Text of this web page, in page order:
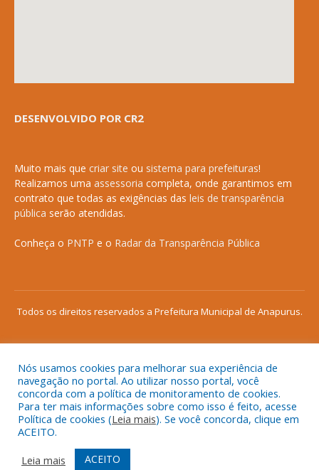
DESENVOLVIDO POR CR2
Muito mais que criar site ou sistema para prefeituras!
Realizamos uma assessoria completa, onde garantimos em
contrato que todas as exigências das leis de transparência
pública serão atendidas.
Conheça o PNTP e o Radar da Transparência Pública
Todos os direitos reservados a Prefeitura Municipal de Anapurus.
Mapa do Site
Acessar Área Administrativa
Acessar o Webmail
Nós usamos cookies para melhorar sua experiência de
navegação no portal. Ao utilizar nosso portal, você
concorda com a política de monitoramento de cookies.
Para ter mais informações sobre como isso é feito, acesse
Política de cookies (Leia mais). Se você concorda, clique em
ACEITO.
Leia mais
ACEITO